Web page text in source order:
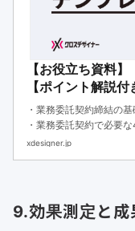
【お役立ち資料】
【ポイント解説
テンプレート
・業務委託契約締結の
・業務委託契約で必要
・すぐに使える業務委託
xdesigner.jp
9.効果測定と成